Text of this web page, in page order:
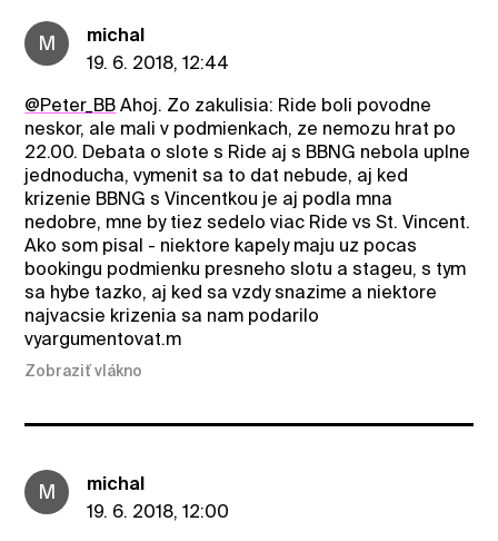
M
michal
19. 6. 2018, 12:44
@Peter_BB Ahoj. Zo zakulisia: Ride boli povodne
neskor, ale mali v podmienkach, ze nemozu hrat po
22.00. Debata o slote s Ride aj s BBNG nebola uplne
jednoducha, vymenit sa to dat nebude, aj ked
krizenie BBNG s Vincentkou je aj podla mna
nedobre, mne by tiez sedelo viac Ride vs St. Vincent.
Ako som pisal - niektore kapely maju uz pocas
bookingu podmienku presneho slotu a stageu, s tym
sa hybe tazko, aj ked sa vzdy snazime a niektore
najvacsie krizenia sa nam podarilo
vyargumentovat.m
Zobraziť vlákno
M
michal
19. 6. 2018, 12:00